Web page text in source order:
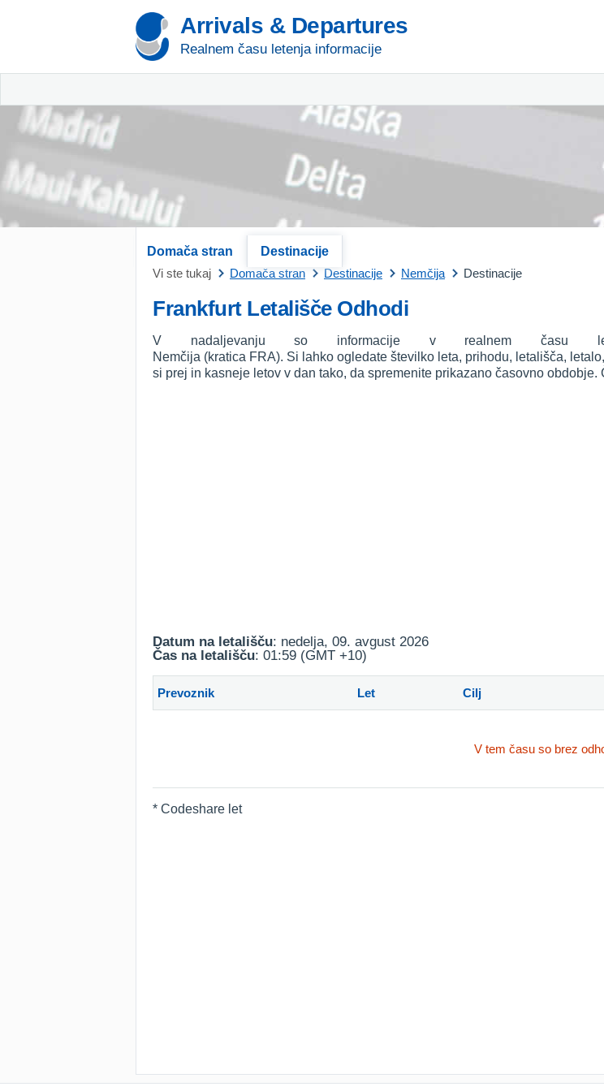
Arrivals & Departures
Realnem času letenja informacije
Domača stran
Destinacije
Vi ste tukaj
Domača stran Destinacije Nemčija Destinacije
Frankfurt Letališče Odhodi
V nadaljevanju so informacije v realnem času
Nemčija (kratica FRA). Si lahko ogledate številko leta, prihodu, letališča,
si prej in kasneje letov v dan tako, da spremenite prikazano časovno obdobje.
Datum na letališču: nedelja, 09. avgust 2026
Čas na letališču: 01:59 (GMT +10)
Prevoznik Let Cilj
V tem času so brez
* Codeshare let